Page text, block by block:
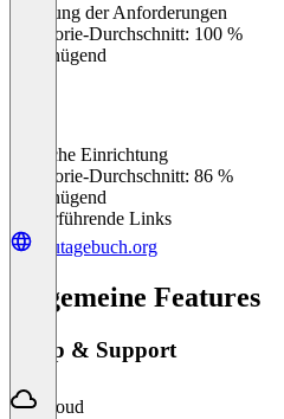
Erfüllung der Anforderungen
Kategorie-Durchschnitt: 100 %
Ungenügend
Einfache Einrichtung
Kategorie-Durchschnitt: 86 %
Ungenügend
Weiterführende Links
bautagebuch.org
Allgemeine Features
Setup & Support
Cloud